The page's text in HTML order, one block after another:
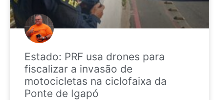
Estado: PRF usa drones para
fiscalizar a invasão de
motocicletas na ciclofaixa da
Ponte de Igapó